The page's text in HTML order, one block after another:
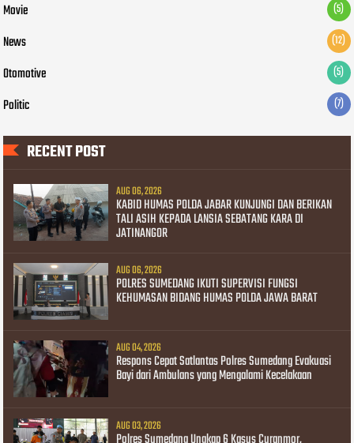
Movie (5)
News (12)
Otomotive (5)
Politic (7)
RECENT POST
AUG 06, 2026
KABID HUMAS POLDA JABAR KUNJUNGI DAN BERIKAN
TALI ASIH KEPADA LANSIA SEBATANG KARA DI
JATINANGOR
AUG 06, 2026
POLRES SUMEDANG IKUTI SUPERVISI FUNGSI
KEHUMASAN BIDANG HUMAS POLDA JAWA BARAT
AUG 04, 2026
Respons Cepat Satlantas Polres Sumedang Evakuasi
Bayi dari Ambulans yang Mengalami Kecelakaan
AUG 03, 2026